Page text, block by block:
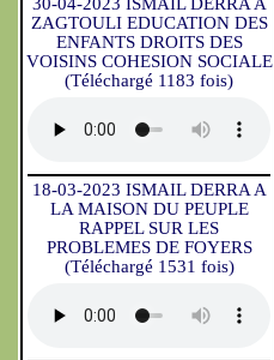
ZAGTOULI EDUCATION DES
ENFANTS DROITS DES
VOISINS COHESION SOCIALE
(Téléchargé 1183 fois)
18-03-2023 ISMAIL DERRA A
LA MAISON DU PEUPLE
RAPPEL SUR LES
PROBLEMES DE FOYERS
(Téléchargé 1531 fois)